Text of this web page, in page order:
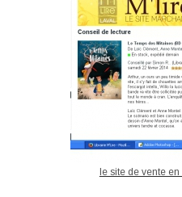
le site de vente